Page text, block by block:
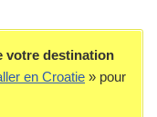
votre destination
en Croatie » pour